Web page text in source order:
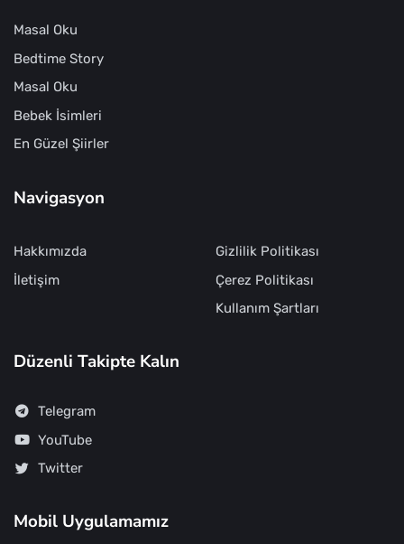
Masal Oku
Bedtime Story
Masal Oku
Bebek İsimleri
En Güzel Şiirler
Navigasyon
Hakkımızda
İletişim
Gizlilik Politikası
Çerez Politikası
Kullanım Şartları
Düzenli Takipte Kalın
Telegram
YouTube
Twitter
Mobil Uygulamamız